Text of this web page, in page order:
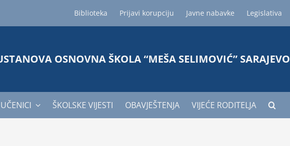
Biblioteka Prijavi korupciju Javne nabavke Legislativa
OSNOVNA ŠKOLA “MEŠA SELIMOVIĆ” SARAJEVO
UČENICI ŠKOLSKE VIJESTI OBAVJEŠTENJA VIJEĆE RODITELJA